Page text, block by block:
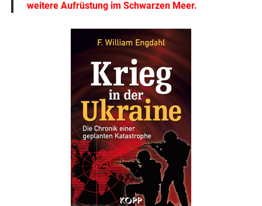
weitere Aufrüstung im Schwarzen Meer.